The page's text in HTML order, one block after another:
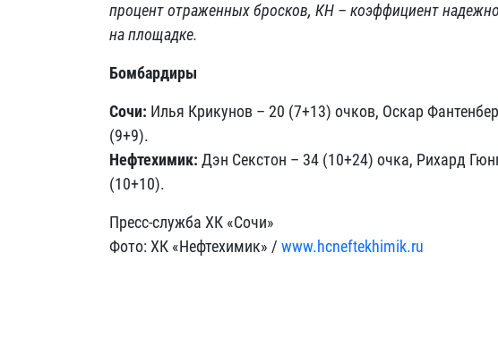
процент отраженных бросков, КН – коэффициент
на площадке.
Бомбардиры
Сочи: Илья Крикунов – 20 (7+13) очков, Оскар
(9+9).
Нефтехимик: Дэн Секстон – 34 (10+24) очка, Рихард
(10+10).
Пресс-служба ХК «Сочи»
Фото: ХК «Нефтехимик» / www.hcneftekhimik.ru